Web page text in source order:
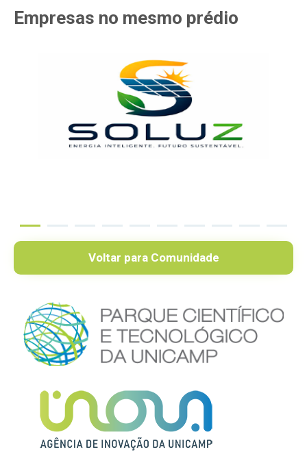
Empresas no mesmo prédio
Voltar para Comunidade